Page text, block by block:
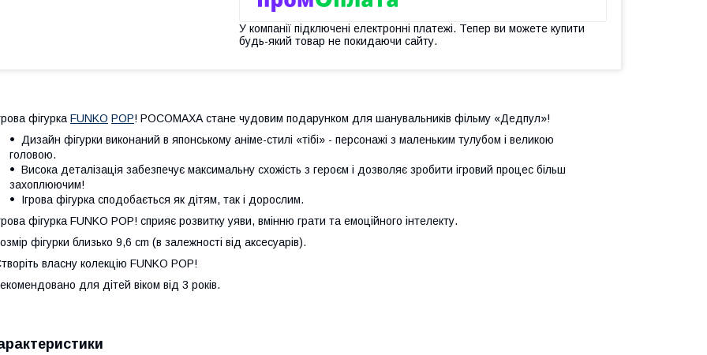
У компанії підключені електронні платежі. Тепер ви можете купити
будь-який товар не покидаючи сайту.
фігурка FUNKO POP! РОСОМАХА стане чудовим подарунком для шанувальників фільму «Дедпул»!
Дизайн фігурки виконаний в японському аніме-стилі «тібі» - персонажі з маленьким тулубом і великою
головою.
Висока деталізація забезпечує максимальну схожість з героєм і дозволяє зробити ігровий процес більш
захоплюючим!
Ігрова фігурка сподобається як дітям, так і дорослим.
фігурка FUNKO POP! сприяє розвитку уяви, вмінню грати та емоційного інтелекту.
фігурки близько 9,6 cm (в залежності від аксесуарів).
власну колекцію FUNKO POP!
для дітей віком від 3 років.